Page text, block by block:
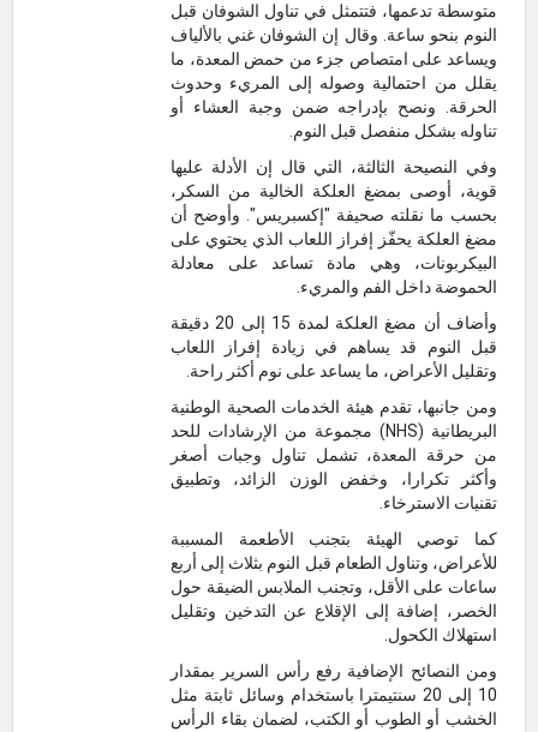
متوسطة تدعمها، فتتمثل في تناول الشوفان قبل
النوم بنحو ساعة. وقال إن الشوفان غني بالألياف
ويساعد على امتصاص جزء من حمض المعدة، ما
يقلل من احتمالية وصوله إلى المريء وحدوث
الحرقة. ونصح بإدراجه ضمن وجبة العشاء أو
تناوله بشكل منفصل قبل النوم.
وفي النصيحة الثالثة، التي قال إن الأدلة عليها
قوية، أوصى بمضغ العلكة الخالية من السكر،
بحسب ما نقلته صحيفة "إكسبريس". وأوضح أن
مضغ العلكة يحفّز إفراز اللعاب الذي يحتوي على
البيكربونات، وهي مادة تساعد على معادلة
الحموضة داخل الفم والمريء.
وأضاف أن مضغ العلكة لمدة 15 إلى 20 دقيقة
قبل النوم قد يساهم في زيادة إفراز اللعاب
وتقليل الأعراض، ما يساعد على نوم أكثر راحة.
ومن جانبها، تقدم هيئة الخدمات الصحية الوطنية
البريطانية (NHS) مجموعة من الإرشادات للحد
من حرقة المعدة، تشمل تناول وجبات أصغر
وأكثر تكرارا، وخفض الوزن الزائد، وتطبيق
تقنيات الاسترخاء.
كما توصي الهيئة بتجنب الأطعمة المسببة
للأعراض، وتناول الطعام قبل النوم بثلاث إلى أربع
ساعات على الأقل، وتجنب الملابس الضيقة حول
الخصر، إضافة إلى الإقلاع عن التدخين وتقليل
استهلاك الكحول.
ومن النصائح الإضافية رفع رأس السرير بمقدار
10 إلى 20 سنتيمترا باستخدام وسائل ثابتة مثل
الخشب أو الطوب أو الكتب، لضمان بقاء الرأس